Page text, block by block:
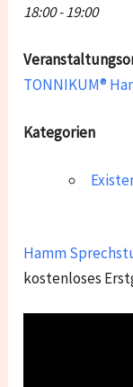
18:00 - 19:00
TONNIKUM®
Kategorien
Hamm
kostenloses